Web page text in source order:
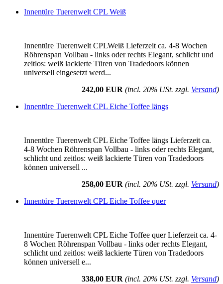
Innentüre Tuerenwelt CPL Weiß
Innentüre Tuerenwelt CPLWeiß Lieferzeit ca. 4-8 Wochen
Röhrenspan Vollbau - links oder rechts Elegant, schlicht und
zeitlos: weiß lackierte Türen von Tradedoors können
universell eingesetzt werd...
242,00 EUR (incl. 20% USt. zzgl. Versand)
Innentüre Tuerenwelt CPL Eiche Toffee längs
Innentüre Tuerenwelt CPL Eiche Toffee längs Lieferzeit ca.
4-8 Wochen Röhrenspan Vollbau - links oder rechts Elegant,
schlicht und zeitlos: weiß lackierte Türen von Tradedoors
können universell ...
258,00 EUR (incl. 20% USt. zzgl. Versand)
Innentüre Tuerenwelt CPL Eiche Toffee quer
Innentüre Tuerenwelt CPL Eiche Toffee quer Lieferzeit ca. 4-
8 Wochen Röhrenspan Vollbau - links oder rechts Elegant,
schlicht und zeitlos: weiß lackierte Türen von Tradedoors
können universell e...
338,00 EUR (incl. 20% USt. zzgl. Versand)